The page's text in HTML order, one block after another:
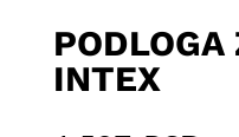
PODLOGA
INTEX